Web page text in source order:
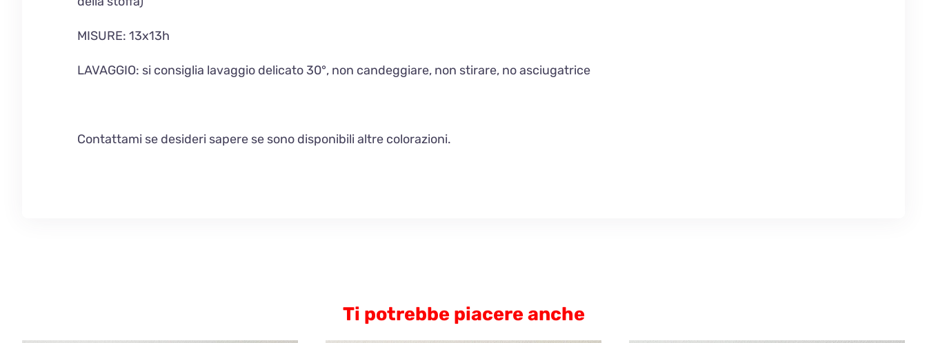
MISURE: 13x13h
LAVAGGIO: si consiglia lavaggio delicato 30°, non candeggiare, non stirare, no asciugatrice
Contattami se desideri sapere se sono disponibili altre colorazioni.
Ti potrebbe piacere anche